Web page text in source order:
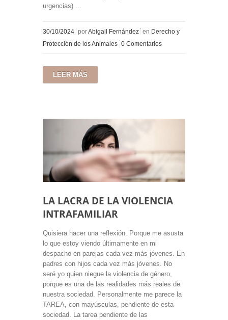
urgencias) ...
30/10/2024 porAbigail Fernández en Derecho y
Protección de los Animales 0 Comentarios
LEER MÁS
LA LACRA DE LA VIOLENCIA
INTRAFAMILIAR
Quisiera hacer una reflexión. Porque me asusta
lo que estoy viendo últimamente en mi
despacho en parejas cada vez más jóvenes. En
padres con hijos cada vez más jóvenes. No
seré yo quien niegue la violencia de género,
porque es una de las realidades más reales de
nuestra sociedad. Personalmente me parece la
TAREA, con mayúsculas, pendiente de esta
sociedad. La tarea pendiente de las